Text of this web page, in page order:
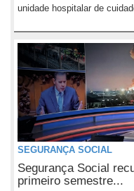
unidade hospitalar de
SEGURANÇA SOCIAL
Segurança Social
primeiro semestre...